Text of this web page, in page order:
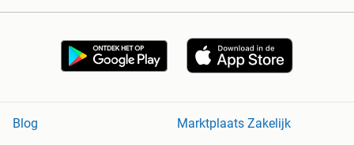
Blog
Marktplaats Zakelijk